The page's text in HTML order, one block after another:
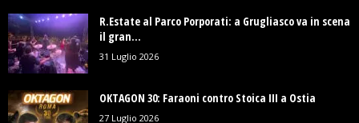
R.Estate al Parco Porporati: a Grugliasco va in scena
il gran...
31 Luglio 2026
OKTAGON 30: Faraoni contro Stoica III a Ostia
27 Luglio 2026